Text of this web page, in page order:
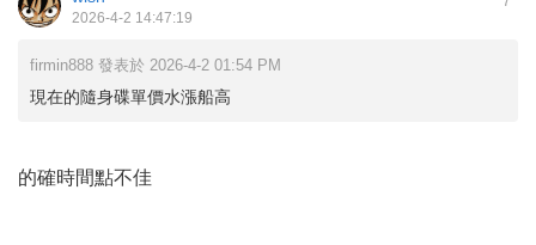
2026-4-2 14:47:19
firmin888 發表於 2026-4-2 01:54 PM
現在的隨身碟單價水漲船高
的確時間點不佳